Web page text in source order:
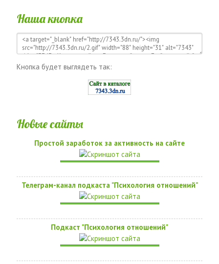
Наша кнопка
Кнопка будет выглядеть так:
Новые сайты
Простой заработок за активность на сайте
Телеграм-канал подкаста "Психология отношений"
Подкаст "Психология отношений"